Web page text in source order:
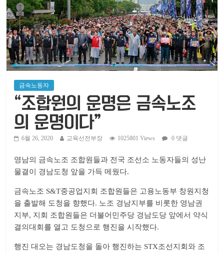
금속노동자
“조합원의 운명은 금속노조
의 운명이다”
6월 26, 2020 교육선전부장 1025801 Views 0 댓글
영남의 금속노조 조합원들과 전국 조선소 노동자들의 성난
물결이 경남도청 앞을 가득 메웠다.
금속노조 S&T중공업지회 조합원들은 고용노동부 창원지청
을 출발해 도청을 향했다. 노조 경남지부를 비롯한 영남권
지부, 지회 조합원들은 더불어민주당 경남도당 앞에서 약식
결의대회를 열고 도청으로 행진을 시작했다.
행진 대오는 경남도청을 돌아 행진하는 STX조선지회와 조